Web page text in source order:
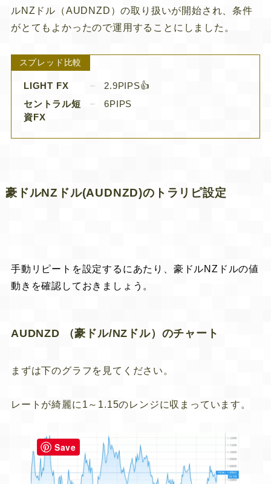
ルNZドル（AUDNZD）の取り扱いが開始され、条件
がとてもよかったので運用することにしました。
スプレッド比較
LIGHT FX
2.9PIPS👍
セントラル短
資FX
6PIPS
豪ドルNZドル(AUDNZD)のトラリピ設定
手動リピートを設定するにあたり、豪ドルNZドルの値
動きを確認しておきましょう。
AUDNZD （豪ドル/NZドル）のチャート
まずは下のグラフを見てください。
レートが綺麗に 1～1.15のレンジに収まっています。
Save